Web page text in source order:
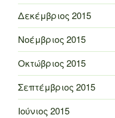
Δεκέμβριος 2015
Νοέμβριος 2015
Οκτώβριος 2015
Σεπτέμβριος 2015
Ιούνιος 2015